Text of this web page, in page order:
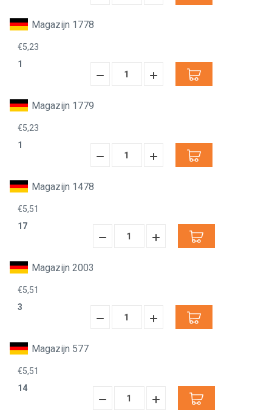
Magazijn 1778
€5,23
1
Hoeveelheid
Hoeveelheid
Magazijn 1779
€5,23
1
Hoeveelheid
Hoeveelheid
Magazijn 1478
€5,51
17
Hoeveelheid
Hoeveelheid
Magazijn 2003
€5,51
3
Hoeveelheid
Hoeveelheid
Magazijn 577
€5,51
14
Hoeveelheid
Hoeveelheid